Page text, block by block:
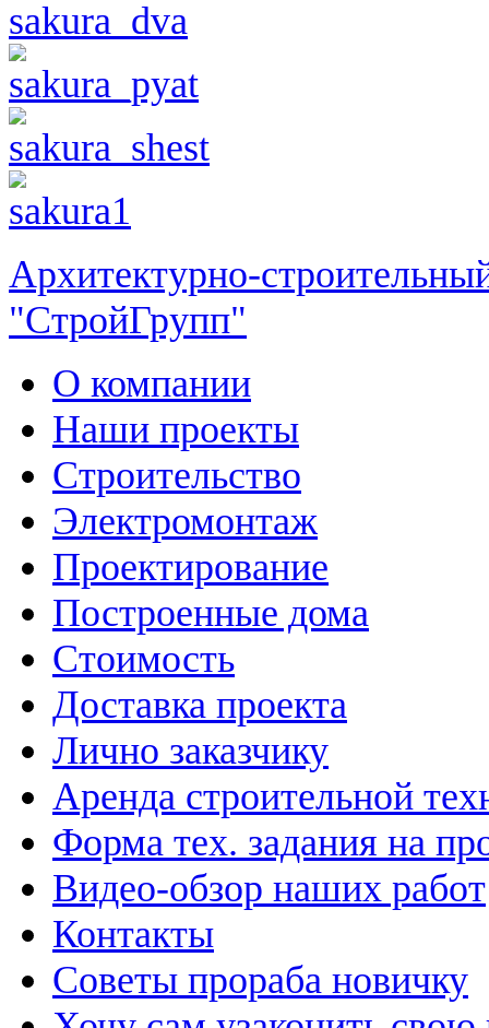
Архитектурно-
"СтройГрупп"
О компании
Наши проекты
Строительство
Электромонтаж
Проектирование
Построенные дома
Стоимость
Доставка проекта
Лично заказчику
Аренда строительной
Форма тех. задания на
Видео-обзор наших работ
Контакты
Советы прораба новичку